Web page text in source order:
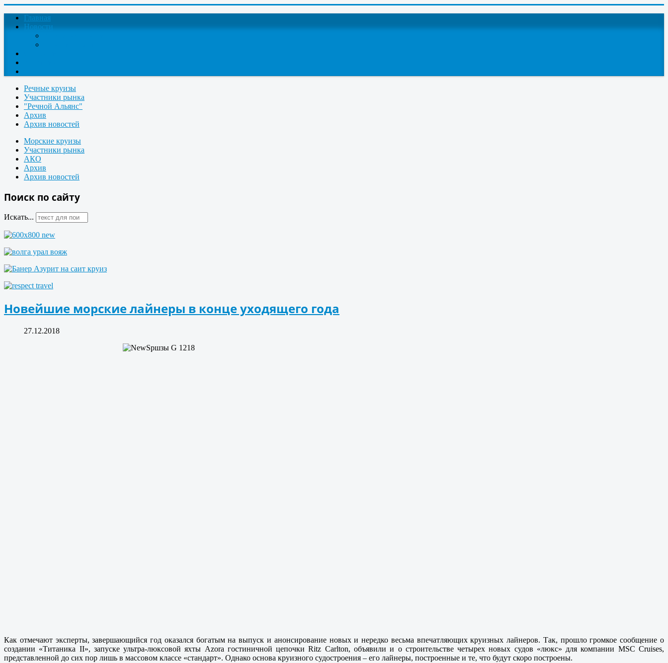
Главная
Новости
Речные круизы
Участники рынка
"Речной Альянс"
Архив
Архив новостей
Морские круизы
Участники рынка
АКО
Архив
Архив новостей
Поиск по сайту
Искать...
Новейшие морские лайнеры в конце уходящего года
27.12.2018
Как отмечают эксперты, завершающийся год оказался богатым на выпуск и анонсирование новых и нередко весьма впечатляющих круизных лайнеров. Так, прошло громкое сообщение о
создании «Титаника II», запуске ультра-люксовой яхты Azora гостиничной цепочки Ritz Carlton, объявили и о строительстве четырех новых судов «люкс» для компании MSC Cruises,
представленной до сих пор лишь в массовом классе «стандарт». Однако основа круизного судостроения – его лайнеры, построенные и те, что будут скоро построены.